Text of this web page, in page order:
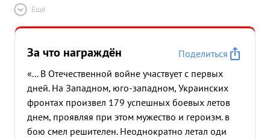
Ещё
За что награждён
Поделиться
«... В Отечественной войне участвует с первых
дней. На Западном, юго-западном, Украинских
фронтах произвел 179 успешных боевых летов
днем, проявляя при этом мужество и героизм. в
бою смел решителен. Неоднократно летал оди